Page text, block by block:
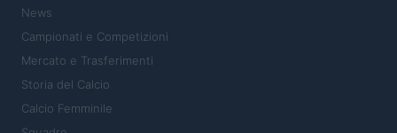
News
Campionati e Competizioni
Mercato e Trasferimenti
Storia del Calcio
Calcio Femminile